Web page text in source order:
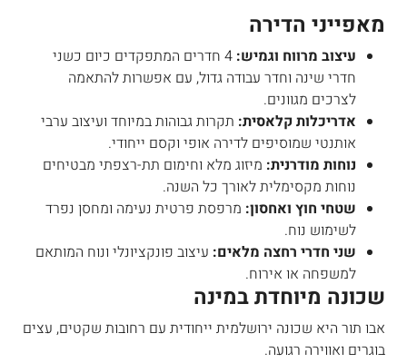
מאפייני הדירה
עיצוב מרווח וגמיש:
4 חדרים המתפקדים כיום כשני
חדרי שינה וחדר עבודה גדול, עם אפשרות להתאמה
לצרכים מגוונים.
אדריכלות קלאסית: תקרות גבוהות במיוחד ועיצוב ערבי
אותנטי שמוסיפים לדירה אופי וקסם ייחודי.
נוחות מודרנית: מיזוג מלא וחימום תת-רצפתי מבטיחים
נוחות מקסימלית לאורך כל השנה.
שטחי חוץ ואחסון: מרפסת פרטית נעימה ומחסן נפרד
לשימוש נוח.
שני חדרי רחצה מלאים: עיצוב פונקציונלי ונוח המותאם
למשפחה או אירוח.
שכונה מיוחדת במינה
אבו תור היא שכונה ירושלמית ייחודית עם רחובות שקטים, עצים
בוגרים ואווירה רגועה.